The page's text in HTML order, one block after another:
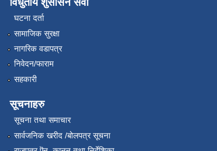
घटना दर्ता
सामाजिक सुरक्षा
नागरिक वडापत्र
निवेदन/फाराम
सहकारी
सूचनाहरु
सूचना तथा समाचार
सार्वजनिक खरीद /बोलपत्र सूचना